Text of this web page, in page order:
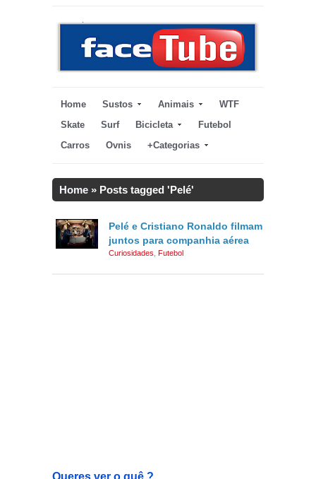
Home Sustos Animais
WTF
Skate
Surf Bicicleta
Futebol
Carros
Ovnis +Categorias
Home » Posts tagged 'Pelé'
Pelé e Cristiano Ronaldo filmam
juntos para companhia aérea
Curiosidades Futebol